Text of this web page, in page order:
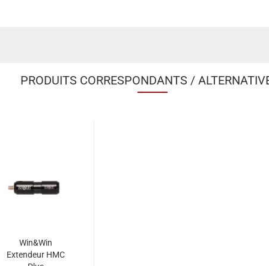
PRODUITS CORRESPONDANTS /
Win&Win
Extendeur HMC